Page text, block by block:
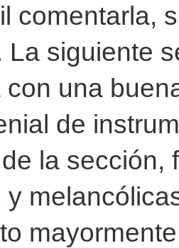
comentarla,
La siguiente
una
de
la sección,
y